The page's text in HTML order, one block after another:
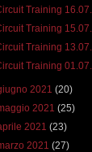
Training
Training
Training
Training
2021(20)
2021(25)
2021(23)
2021(27)